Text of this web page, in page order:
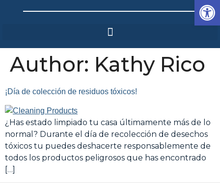
Author: Kathy Rico
¡Día de colección de residuos tóxicos!
¿Has estado limpiado tu casa últimamente más de lo
normal? Durante el día de recolección de desechos
tóxicos tu puedes deshacerte responsablemente de
todos los productos peligrosos que has encontrado
[…]